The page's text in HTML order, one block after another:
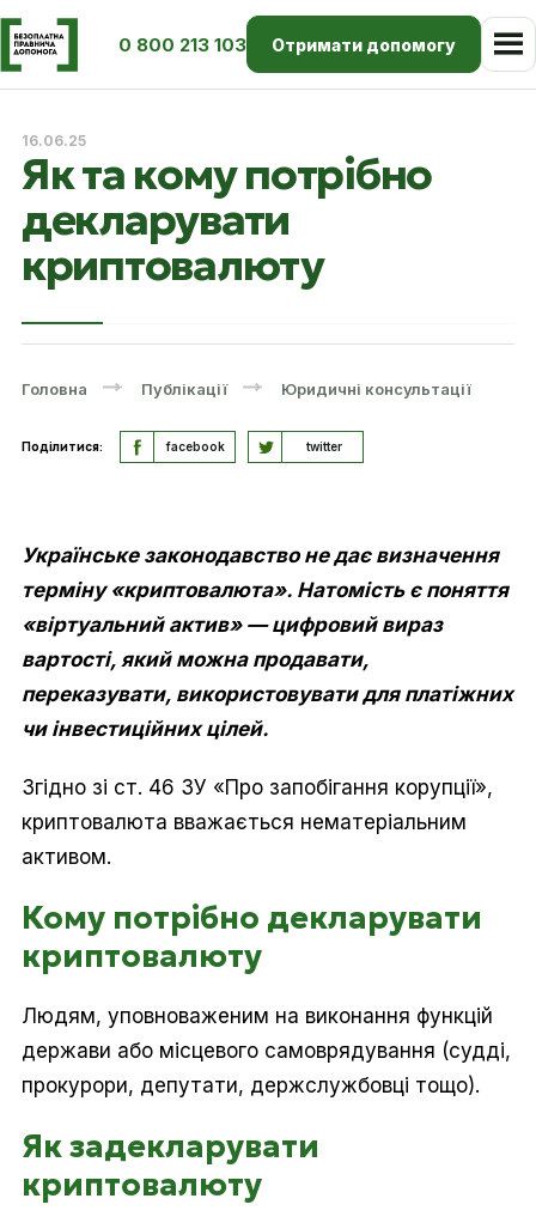
0 800 213 103 Отримати допомогу
16.06.25
Як та кому потрібно
декларувати
криптовалюту
Головна Публікації Юридичні консультації
Поділитися: facebook twitter
Українське законодавство не дає визначення
терміну «криптовалюта». Натомість є поняття
«віртуальний актив» — цифровий вираз
вартості, який можна продавати,
переказувати, використовувати для платіжних
чи інвестиційних цілей.
Згідно зі ст. 46 ЗУ «Про запобігання корупції»,
криптовалюта вважається нематеріальним
активом.
Кому потрібно декларувати
криптовалюту
Людям, уповноваженим на виконання функцій
держави або місцевого самоврядування (судді,
прокурори, депутати, держслужбовці тощо).
Як задекларувати
криптовалюту